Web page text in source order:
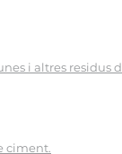
i altres residus
ciment.